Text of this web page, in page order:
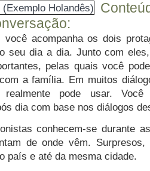
você acompanha os dois
seu dia a dia. Junto com
pelas quais você
a família. Em muitos
pode usar.
dia com base nos diálogos
conhecem-se durante
de onde vêm. Surpresos,
país e até da mesma cidade.